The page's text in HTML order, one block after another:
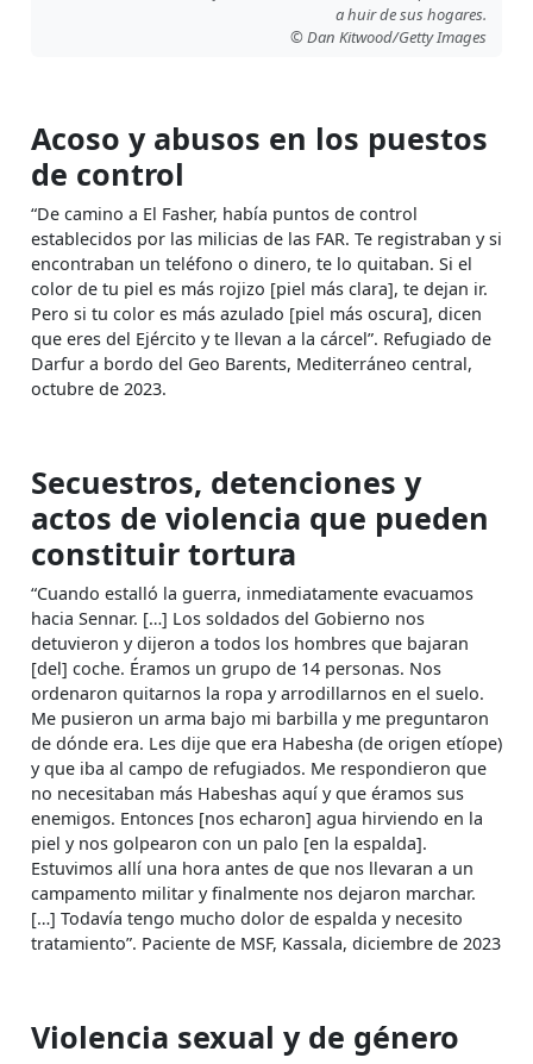
a huir de sus hogares.
© Dan Kitwood/Getty Images
Acoso y abusos en los puestos
de control
“De camino a El Fasher, había puntos de control
establecidos por las milicias de las FAR. Te registraban y si
encontraban un teléfono o dinero, te lo quitaban. Si el
color de tu piel es más rojizo [piel más clara], te dejan ir.
Pero si tu color es más azulado [piel más oscura], dicen
que eres del Ejército y te llevan a la cárcel”. Refugiado de
Darfur a bordo del Geo Barents, Mediterráneo central,
octubre de 2023.
Secuestros, detenciones y
actos de violencia que pueden
constituir tortura
“Cuando estalló la guerra, inmediatamente evacuamos
hacia Sennar. […] Los soldados del Gobierno nos
detuvieron y dijeron a todos los hombres que bajaran
[del] coche. Éramos un grupo de 14 personas. Nos
ordenaron quitarnos la ropa y arrodillarnos en el suelo.
Me pusieron un arma bajo mi barbilla y me preguntaron
de dónde era. Les dije que era Habesha (de origen etíope)
y que iba al campo de refugiados. Me respondieron que
no necesitaban más Habeshas aquí y que éramos sus
enemigos. Entonces [nos echaron] agua hirviendo en la
piel y nos golpearon con un palo [en la espalda].
Estuvimos allí una hora antes de que nos llevaran a un
campamento militar y finalmente nos dejaron marchar.
[…] Todavía tengo mucho dolor de espalda y necesito
tratamiento”. Paciente de MSF, Kassala, diciembre de 2023
Violencia sexual y de género